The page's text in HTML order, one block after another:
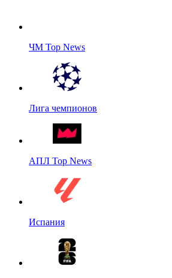
ЧМ Top News
Лига чемпионов
АПЛ Top News
Испания